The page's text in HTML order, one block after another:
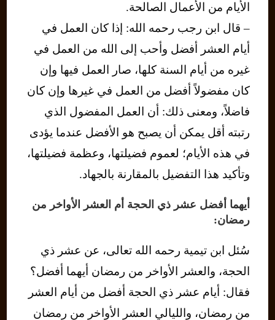
الأيام من الأعمال الصالحة.
– قال ابن رجب رحمه الله: إذا كان العمل في
أيام العشر أفضل وأحب إلى الله من العمل في
غيره من أيام السنة كلها، صار العمل فيها وإن
كان مفضولاً أفضل من العمل في غيرها وإن كان
فاضلاً، ومعنى ذلك: أن العمل المفضول الذي
رتبته أقل يمكن أن يصبح هو الأفضل عندما يؤدى
في هذه الأيام؛ لعموم فضيلتها، وعظمة فضيلتها،
وتأكيد هذا التفضيل بالمقارنة بالجهاد.
أيهما أفضل عشر ذي الحجة أم العشر الأواخر من
رمضان:
سُئل ابن تيمية رحمه الله تعالى، عن عشر ذي
الحجة، والعشر الأواخر من رمضان أيهما أفضل؟
فقال: أيام عشر ذي الحجة أفضل من أيام العشر
من رمضان، والليالي العشر الأواخر من رمضان